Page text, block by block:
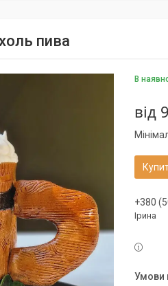
пива
В
від
+380
Ірина